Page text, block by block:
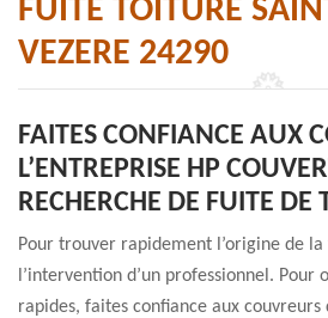
FUITE TOITURE
VEZERE 24290
FAITES CONFIANCE AUX
L’ENTREPRISE HP
RECHERCHE DE FUITE DE
Pour trouver rapidement l’origine de
l’intervention d’un professionnel. Pour
rapides, faites confiance aux couvreurs